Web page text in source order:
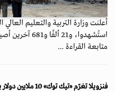
استُشهدوا، و21 ألفًا و681 آخرين أصيبوا بجروح منذ...
متابعة القراءة ...
فنزويلا تغرّم «تيك توك» 10 ملايين دولار بسبب الإهمال